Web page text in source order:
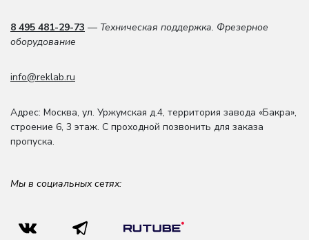
8 495 481-29-73 — Техническая поддержка. Фрезерное
оборудование
info@reklab.ru
Адрес: Москва, ул. Уржумская д.4, территория завода «Бакра»,
строение 6, 3 этаж. С проходной позвонить для заказа
пропуска.
Мы в социальных сетях: